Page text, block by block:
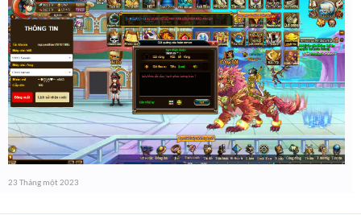
23 Tháng một 2023